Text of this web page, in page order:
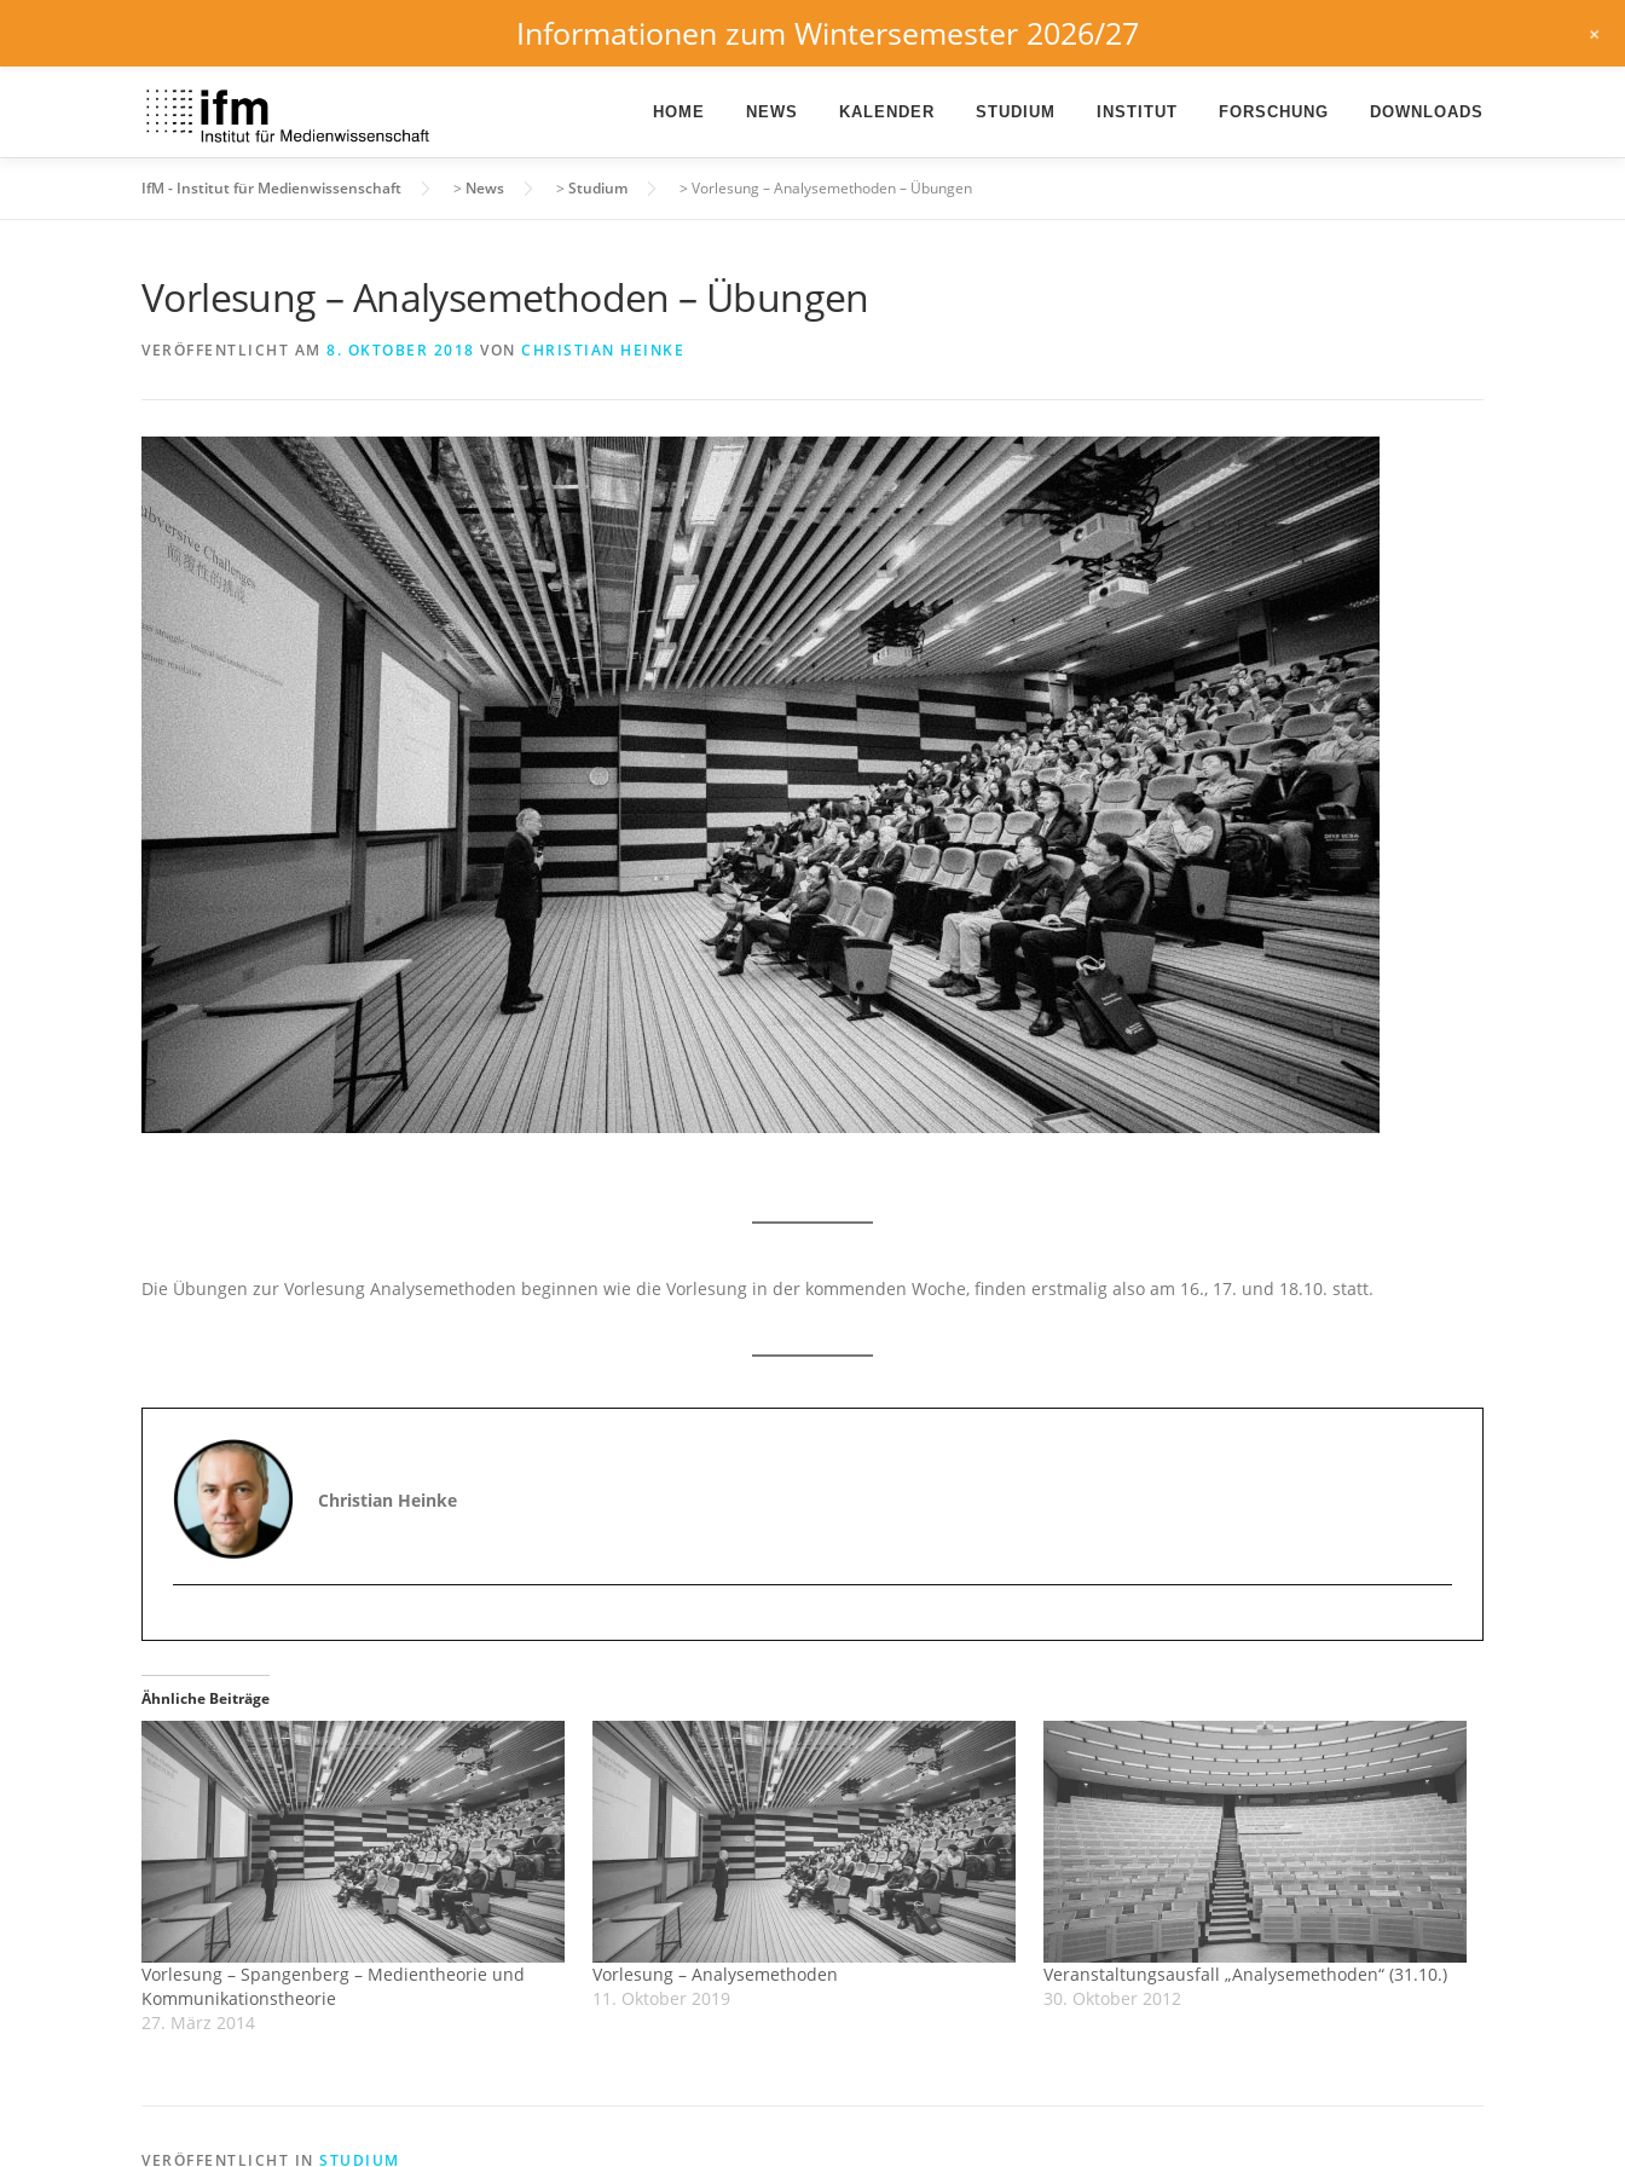
HOME NEWS KALENDER STUDIUM INSTITUT FORSCHUNG DOWNLOADS
IfM - Institut für Medienwissenschaft > News > Studium > Vorlesung – Analysemethoden – Übungen
Vorlesung – Analysemethoden – Übungen
VERÖFFENTLICHT AM 8. OKTOBER 2018 VON CHRISTIAN HEINKE
Die Übungen zur Vorlesung Analysemethoden beginnen wie die Vorlesung in der kommenden Woche, finden erstmalig also am 16., 17. und 18.10. statt.
Christian Heinke
Ähnliche Beiträge
Vorlesung – Spangenberg – Medientheorie und
Kommunikationstheorie
27. März 2014
Vorlesung – Analysemethoden
11. Oktober 2019
Veranstaltungsausfall „Analysemethoden“ (31.10.)
30. Oktober 2012
VERÖFFENTLICHT IN STUDIUM
Informationen zum Wintersemester 2026/27 +